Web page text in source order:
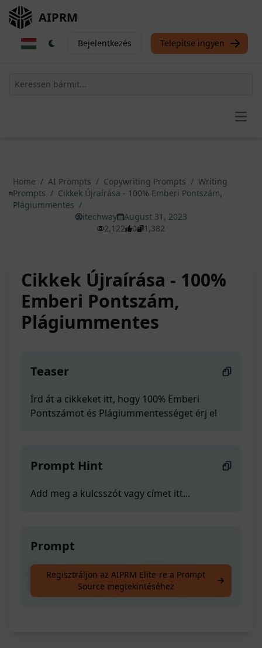
AIPRM
Bejelentkezés Telepítse ingyen
Home / AI Prompts / Copywriting Prompts / Writing
Prompts / Cikkek Újraírása - 100% Emberi Pontszám,
Plágiummentes /
itechway
August 31, 2023
2,122
0 1,382
Cikkek Újraírása - 100%
Emberi Pontszám,
Plágiummentes
Teaser
Írd át a cikkeket itt, hogy 100% Emberi
Pontszámot és Plágiummentességet érj el
Prompt Hint
Add meg a kulcsszót vagy címet itt...
Prompt
Írd át a cikkeket itt, hogy 100% Emberi
Pontszámot és Plágiummentességet érj el
Regisztráljon az AIPRM Elite-re a Prompt
Source megtekintéséhez